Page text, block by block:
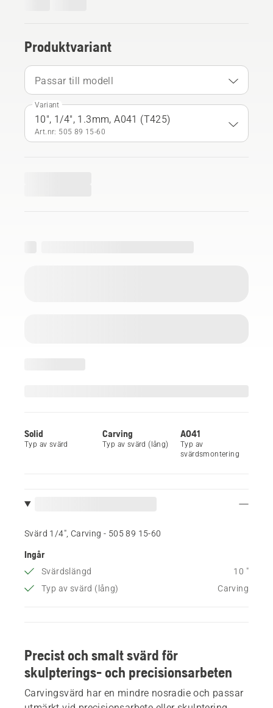
Produktvariant
Passar till modell
Variant
10", 1/4", 1.3mm, A041 (T425)
Art.nr: 505 89 15‑60
Solid
Typ av svärd
Carving
Typ av svärd (lång)
A041
Typ av
svärdsmontering
Svärd 1/4", Carving - 505 89 15‑60
Ingår
Svärdslängd
10 "
Typ av svärd (lång)
Carving
Precist och smalt svärd för
skulpterings- och precisionsarbeten
Carvingsvärd har en mindre nosradie och passar